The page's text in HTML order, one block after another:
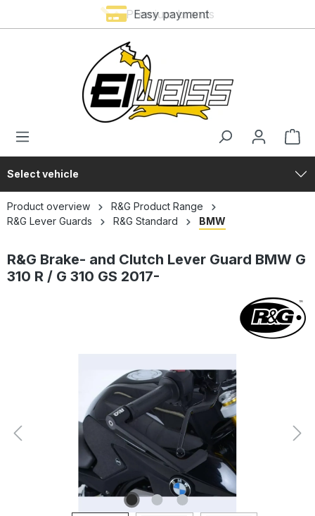
Premium brands
Easy payment
Select vehicle
Product overview
R&G Product Range
R&G Lever Guards
R&G Standard BMW
R&G Brake- and Clutch Lever Guard BMW G
310 R / G 310 GS 2017-